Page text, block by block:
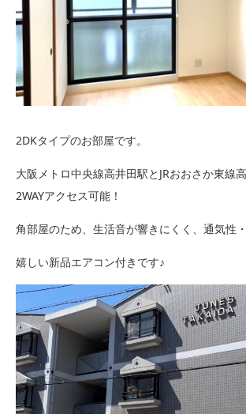
2DKタイプのお部屋です。
大阪メトロ中央線高井田駅とJRおおさか東線
2WAYアクセス可能！
角部屋のため、生活音が響きにくく、通気性
嬉しい新品エアコン付きです♪